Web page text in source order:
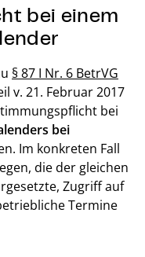
bei einem
§ 87 I Nr. 6 BetrVG
v. 21. Februar 2017
bei
bei
Im konkreten Fall
die der gleichen
Zugriff auf
Termine